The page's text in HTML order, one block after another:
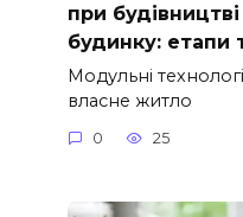
при
будинку: етапи
Модульні
власне житло
0 25